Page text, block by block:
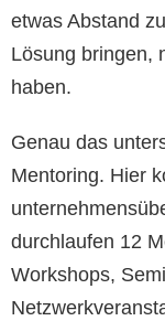
etwas Abstand
Lösung bringen,
haben.
Genau das
Mentoring. Hier
durchlaufen 12
Workshops,